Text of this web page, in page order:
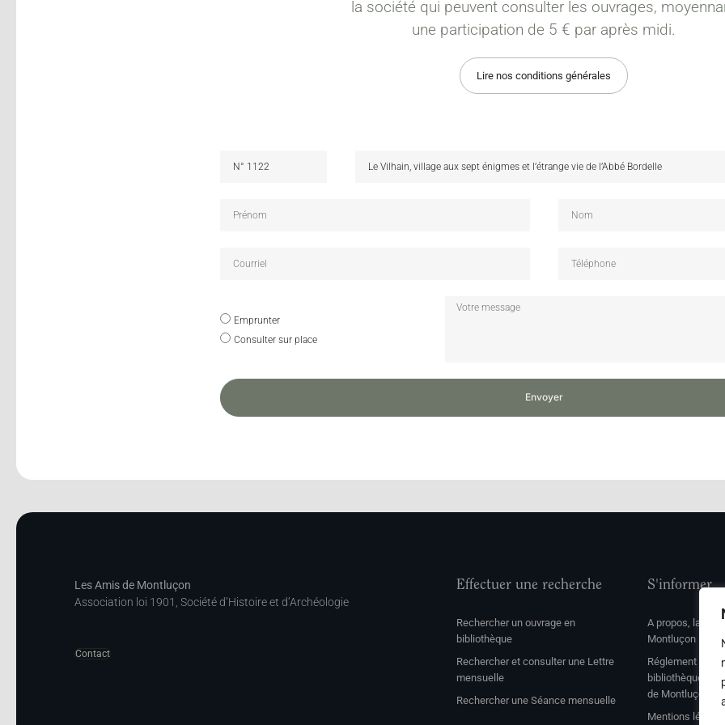
la société qui peuvent consulter les ouvrages,
une participation de 5 € par après midi.
Lire nos conditions générales
Emprunter
Consulter sur place
Envoyer
Les Amis de Montluçon
Association loi 1901, Société d’Histoire et d’Archéologie
Contact
Effectuer une recherche
Rechercher un ouvrage en
bibliothèque
Rechercher et consulter une Lettre
mensuelle
Rechercher une Séance mensuelle
S'informer
A propos, la
Montluçon
Réglement de
bibliothèque et
de Montluçon
Mentions légales